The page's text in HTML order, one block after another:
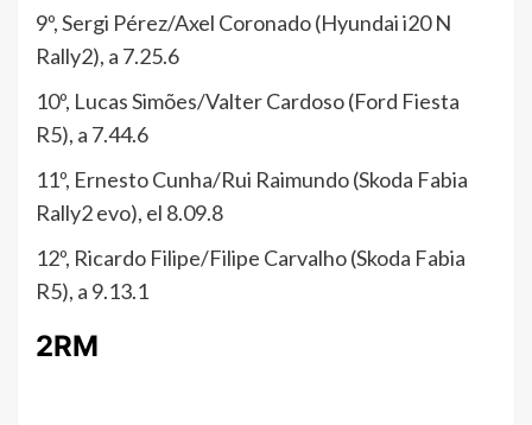
9º, Sergi Pérez/Axel Coronado (Hyundai i20 N
Rally2), a 7.25.6
10º, Lucas Simões/Valter Cardoso (Ford Fiesta
R5), a 7.44.6
11º, Ernesto Cunha/Rui Raimundo (Skoda Fabia
Rally2 evo), el 8.09.8
12º, Ricardo Filipe/Filipe Carvalho (Skoda Fabia
R5), a 9.13.1
2RM